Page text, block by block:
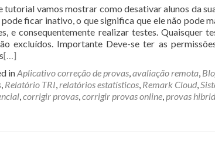
tutorial vamos mostrar como desativar alunos da
ficar inativo, o que significa que ele não pode
e consequentemente realizar testes. Quaisquer
excluídos. Importante Deve-se ter as
[…]
inAplicativo correção de provas,avaliação remota,
, Relatório TRI,relatórios estatísticos, Remark Cloud,
,corrigir provas,corrigir provas online,provas